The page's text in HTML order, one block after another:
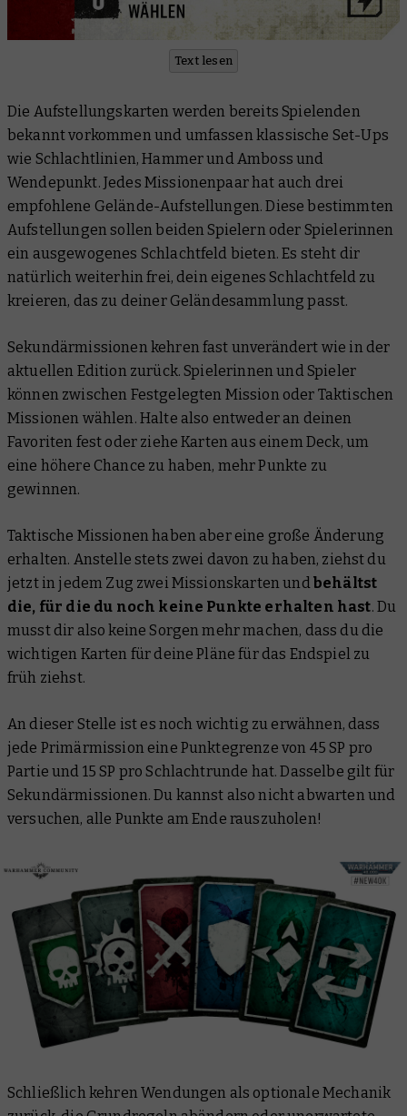
Text lesen
Die Aufstellungskarten werden bereits Spielenden
bekannt vorkommen und umfassen klassische Set-Ups
wie Schlachtlinien, Hammer und Amboss und
Wendepunkt. Jedes Missionenpaar hat auch drei
empfohlene Gelände-Aufstellungen. Diese bestimmten
Aufstellungen sollen beiden Spielern oder Spielerinnen
ein ausgewogenes Schlachtfeld bieten. Es steht dir
natürlich weiterhin frei, dein eigenes Schlachtfeld zu
kreieren, das zu deiner Geländesammlung passt.
Sekundärmissionen kehren fast unverändert wie in der
aktuellen Edition zurück. Spielerinnen und Spieler
können zwischen Festgelegten Mission oder Taktischen
Missionen wählen. Halte also entweder an deinen
Favoriten fest oder ziehe Karten aus einem Deck, um
eine höhere Chance zu haben, mehr Punkte zu
gewinnen.
Taktische Missionen haben aber eine große Änderung
erhalten. Anstelle stets zwei davon zu haben, ziehst du
jetzt in jedem Zug zwei Missionskarten undbehältst
die, für die du noch keine Punkte erhalten hast. Du
musst dir also keine Sorgen mehr machen, dass du die
wichtigen Karten für deine Pläne für das Endspiel zu
früh ziehst.
An dieser Stelle ist es noch wichtig zu erwähnen, dass
jede Primärmission eine Punktegrenze von 45 SP pro
Partie und 15 SP pro Schlachtrunde hat. Dasselbe gilt für
Sekundärmissionen. Du kannst also nicht abwarten und
versuchen, alle Punkte am Ende rauszuholen!
Schließlich kehren Wendungen als optionale Mechanik